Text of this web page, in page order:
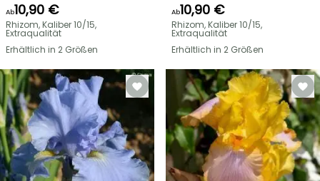
Ab10,90 €
Rhizom, Kaliber 10/15,
Extraqualität
Erhältlich in 2 Größen
Ab10,90 €
Rhizom, Kaliber 10/15,
Extraqualität
Erhältlich in 2 Größen